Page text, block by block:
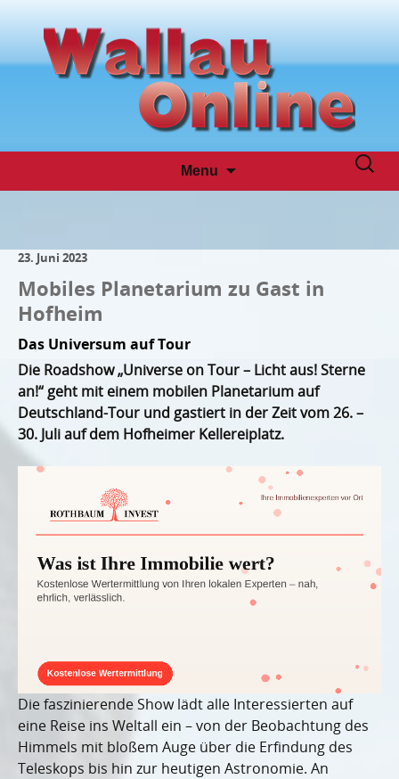
Menu
Suchen
23. Juni 2023
Mobiles Planetarium zu Gast in
Hofheim
Das Universum auf Tour
Die Roadshow „Universe on Tour – Licht aus! Sterne
an!“ geht mit einem mobilen Planetarium auf
Deutschland-Tour und gastiert in der Zeit vom 26. –
30. Juli auf dem Hofheimer Kellereiplatz.
Die faszinierende Show lädt alle Interessierten auf
eine Reise ins Weltall ein – von der Beobachtung des
Himmels mit bloßem Auge über die Erfindung des
Teleskops bis hin zur heutigen Astronomie. An